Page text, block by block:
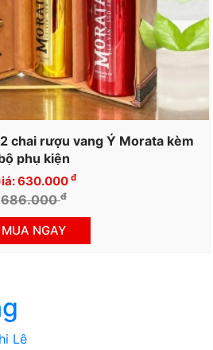
chai rượu vang Ý Morata kèm
phụ kiện
630.000 đ
686.000đ
MUA NGAY
Lê